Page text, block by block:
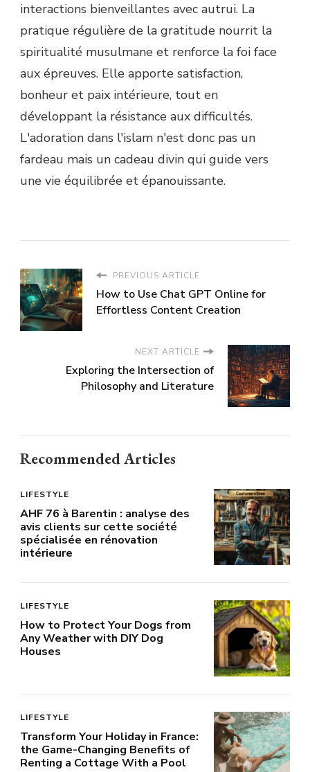
interactions bienveillantes avec autrui. La
pratique régulière de la gratitude nourrit la
spiritualité musulmane et renforce la foi face
aux épreuves. Elle apporte satisfaction,
bonheur et paix intérieure, tout en
développant la résistance aux difficultés.
L'adoration dans l'islam n'est donc pas un
fardeau mais un cadeau divin qui guide vers
une vie équilibrée et épanouissante.
PREVIOUS ARTICLE
How to Use Chat GPT Online for
Effortless Content Creation
NEXT ARTICLE
Exploring the Intersection of
Philosophy and Literature
Recommended Articles
LIFESTYLE
AHF 76 à Barentin : analyse des
avis clients sur cette société
spécialisée en rénovation
intérieure
LIFESTYLE
How to Protect Your Dogs from
Any Weather with DIY Dog
Houses
LIFESTYLE
Transform Your Holiday in France:
the Game-Changing Benefits of
Renting a Cottage With a Pool